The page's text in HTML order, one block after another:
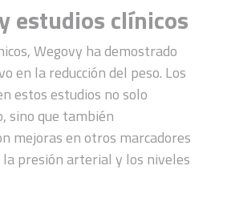
estudios clínicos
Wegovy ha demostrado
en la reducción del peso. Los
estos estudios no solo
sino que también
mejoras en otros marcadores
la presión arterial y los niveles